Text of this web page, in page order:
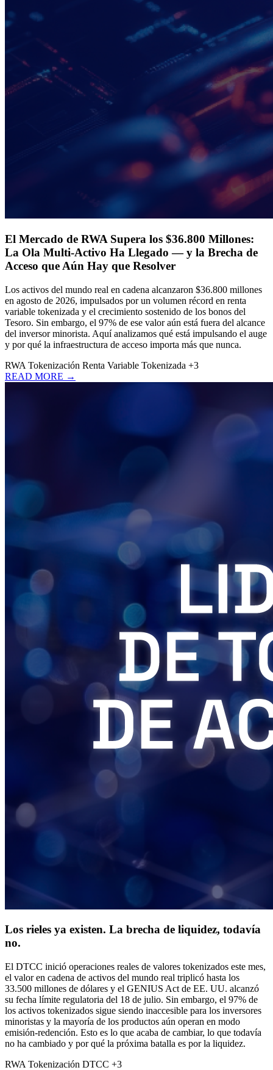
El Mercado de RWA Supera los $36.800 Millones:
La Ola Multi-Activo Ha Llegado — y la Brecha de
Acceso que Aún Hay que Resolver
Los activos del mundo real en cadena alcanzaron $36.800 millones
en agosto de 2026, impulsados por un volumen récord en renta
variable tokenizada y el crecimiento sostenido de los bonos del
Tesoro. Sin embargo, el 97% de ese valor aún está fuera del alcance
del inversor minorista. Aquí analizamos qué está impulsando el auge
y por qué la infraestructura de acceso importa más que nunca.
RWA Tokenización Renta Variable Tokenizada +3
READ MORE →
Los rieles ya existen. La brecha de liquidez, todavía
no.
El DTCC inició operaciones reales de valores tokenizados este mes,
el valor en cadena de activos del mundo real triplicó hasta los
33.500 millones de dólares y el GENIUS Act de EE. UU. alcanzó
su fecha límite regulatoria del 18 de julio. Sin embargo, el 97% de
los activos tokenizados sigue siendo inaccesible para los inversores
minoristas y la mayoría de los productos aún operan en modo
emisión-redención. Esto es lo que acaba de cambiar, lo que todavía
no ha cambiado y por qué la próxima batalla es por la liquidez.
RWA Tokenización DTCC +3